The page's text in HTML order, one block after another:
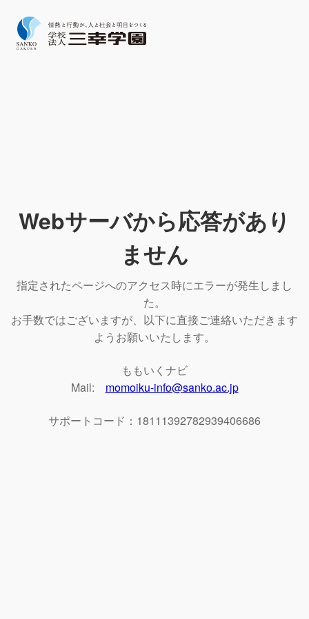
Webサーバから応答があり
ません
指定されたページへのアクセス時にエラーが発生しまし
た。
お手数ではございますが、以下に直接ご連絡いただきます
ようお願いいたします。
ももいくナビ
Mail: momoiku-info@sanko.ac.jp
サポートコード：18111392782939406686